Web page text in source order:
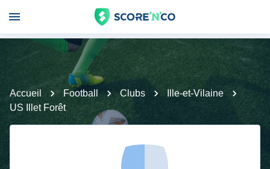
Accueil Football Clubs
Ille-et-Vilaine
US Illet Forêt